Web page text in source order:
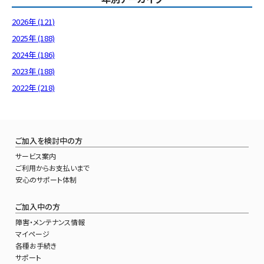
2026年 (121)
2025年 (188)
2024年 (186)
2023年 (188)
2022年 (218)
ご加入を検討中の方
サービス案内
ご利用からお支払いまで
安心のサポート体制
ご加入中の方
障害・メンテナンス情報
マイページ
各種お手続き
サポート